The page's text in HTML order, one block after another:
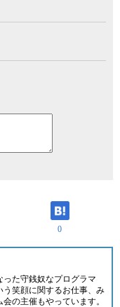
0
た守銭奴なプログラマ
う笑顔に関するお仕事、み
の主催もやっています。